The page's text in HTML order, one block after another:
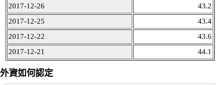
2017-12-26
43.2
2017-12-25
43.4
2017-12-22
43.6
2017-12-21
44.1
外資如何認定